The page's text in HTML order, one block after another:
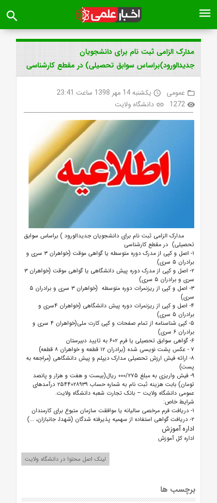
menu
search
مدارک الزامی ثبت نام برای دانشجویان
جدیدالورود)براساس سوابق تحصیلی) در مقطع کارشناسی
folder_open عمومی access_time یکشنبه 14 مهر 1398 ساعت 23:41
visibility
1272
link دانشگاه ولایت
مدارک الزامی ثبت نام برای دانشجویان جدیدالورود ) براساس سوابق
تحصیلی) در مقطع کارشناسی
۱-
اصل و کپی از مدرک دوره متوسطه یا گواهی موقت (خواهران ۳ سری و
برادران ۵ سری)
۲-
اصل و کپی از مدرک دوره پیش دانشگاهی یا گواهی موقت (خواهران ۳
سری و برادران ۵ سری)
۳-
اصل و کپی از ریزنمرات دوره متوسطه (خواهران ۳ سری و برادران ۵
سری)
۴-
اصل و کپی از ریزنمرات دوره پیش دانشگاهی (خواهران ۴سری و
برادران ۵ سری)
۵-
کپی شناسنامه از تمام صفحات و کپی کارت ملی(خواهران ۴ سری و
برادران ۶ سری)
۶- گواهی سوابق تحصیلی یا فرم ۶۰۲ به تایید دبیرستان
۷ - عکس پشت نویسی شده (برادران ۱۲ قطعه و خواهران ۸ قطعه)
۸- ارائه فیش ارزش تحصیلی مدارک دیپلم و پیش دانشگاهی (مراجعه به
پست)
۹-
فیش واریزی به مبلغ ۰۰۰/۲۷۵ ریال(بیست و هفت و هزار و پانصد
تومان) بابت هزینه ثبت نام به شماره حساب ۲۵۴۴۰۲۸۹۳۹ درآمدهای
عمومی دانشگاه ولایت – بانک تجارت شعبه دانشگاه ولایت.
شرایط خاص:
۱- دریافت فرم مرخصی سالیانه یا موافقت سازمان متبوع برای کارمندان
۲- دریافت گواهی استفاده از سهمیه پذیرفته شدگان (شهدا، جانبازان، ...)
اداره آموزش
اداره کل آموزش
لینک اصل محتوا در دانشگاه ولایت
برچسب ها